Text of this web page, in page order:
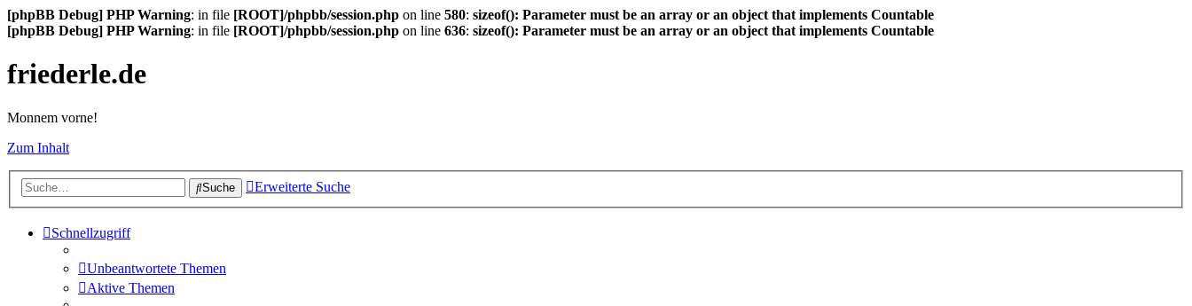
[phpBB Debug] PHP Warning: in file [ROOT]/phpbb/session.php on line 580: sizeof(): Parameter must be an array or an object that implements Countable
[phpBB Debug] PHP Warning: in file [ROOT]/phpbb/session.php on line 636: sizeof(): Parameter must be an array or an object that implements Countable
friederle.de
Monnem vorne!
Zum Inhalt
Suche Erweiterte Suche
Schnellzugriff
Unbeantwortete Themen
Aktive Themen